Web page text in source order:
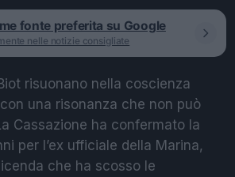
fonte preferita su Google
nelle notizie consigliate
risuonano nella coscienza
una risonanza che non può
Cassazione ha confermato la
per l’ex ufficiale della Marina,
che ha scosso le